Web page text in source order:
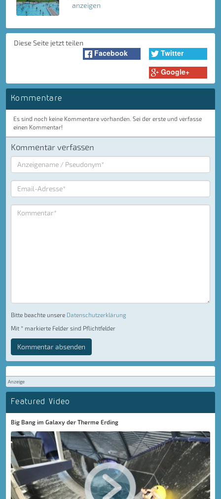
anzeigen
Diese Seite jetzt teilen
Facebook
Twitter
Google+
Kommentare
Es sind noch keine Kommentare vorhanden. Sei der erste und verfasse
einen Kommentar!
Kommentar verfassen
Bitte beachte unsere Datenschutzerklärung
Mit * markierte Felder sind Pflichtfelder
Kommentar absenden
Anzeige
Featured Video
Big Bang im Galaxy der Therme Erding